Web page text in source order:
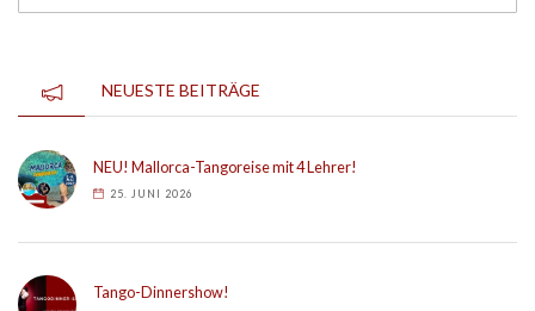
NEUESTE BEITRÄGE
NEU! Mallorca-Tangoreise mit 4 Lehrer!
25. JUNI 2026
Tango-Dinnershow!